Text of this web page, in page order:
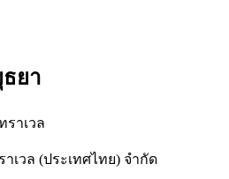
ยา
เวล (ประเทศไทย) จำกัด